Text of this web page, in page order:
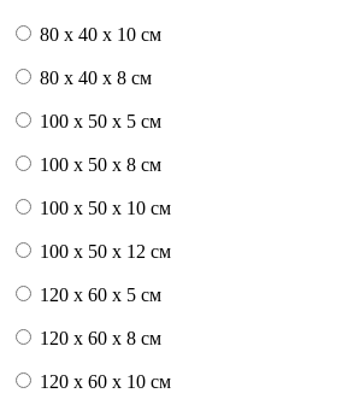
80 x 40 x 10 см
80 x 40 x 8 см
100 x 50 x 5 см
100 х 50 х 8 см
100 x 50 x 10 см
100 x 50 x 12 см
120 x 60 x 5 см
120 x 60 x 8 см
120 x 60 x 10 см